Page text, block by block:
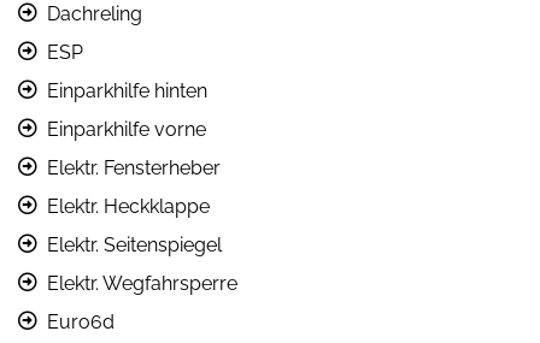
Dachreling
ESP
Einparkhilfe hinten
Einparkhilfe vorne
Elektr. Fensterheber
Elektr. Heckklappe
Elektr. Seitenspiegel
Elektr. Wegfahrsperre
Euro6d